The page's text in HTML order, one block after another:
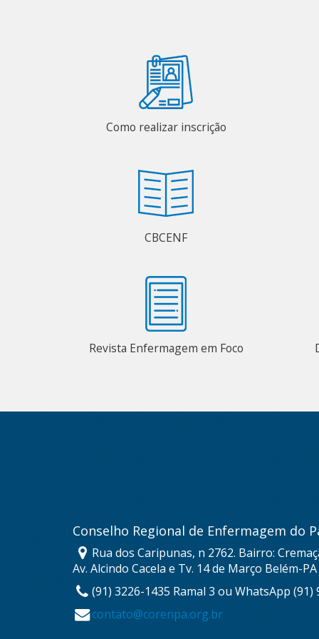
Como realizar inscrição
CBCENF
Revista Enfermagem em Foco
Conselho Regional de Enfermagem do
Rua dos Caripunas, n 2762. Bairro:
Av. Alcindo Cacela e Tv. 14 de Março Belém-PA
(91) 3226-1435 Ramal 3 ou WhatsApp (91)
contato@corenpa.org.br